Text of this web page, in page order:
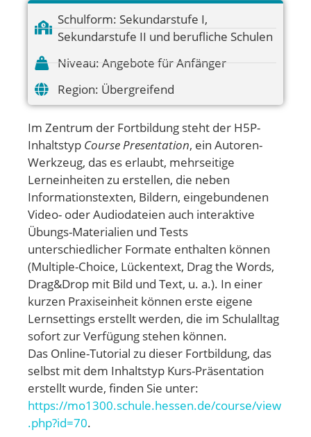
Schulform: Sekundarstufe I,
Sekundarstufe II und berufliche Schulen
Niveau: Angebote für Anfänger
Region: Übergreifend
Im Zentrum der Fortbildung steht der H5P-
Inhaltstyp Course Presentation, ein Autoren-
Werkzeug, das es erlaubt, mehrseitige
Lerneinheiten zu erstellen, die neben
Informationstexten, Bildern, eingebundenen
Video- oder Audiodateien auch interaktive
Übungs-Materialien und Tests
unterschiedlicher Formate enthalten können
(Multiple-Choice, Lückentext, Drag the Words,
Drag&Drop mit Bild und Text, u. a.). In einer
kurzen Praxiseinheit können erste eigene
Lernsettings erstellt werden, die im Schulalltag
sofort zur Verfügung stehen können.
Das Online-Tutorial zu dieser Fortbildung, das
selbst mit dem Inhaltstyp Kurs-Präsentation
erstellt wurde, finden Sie unter:
https://mo1300.schule.hessen.de/course/view
.php?id=70.